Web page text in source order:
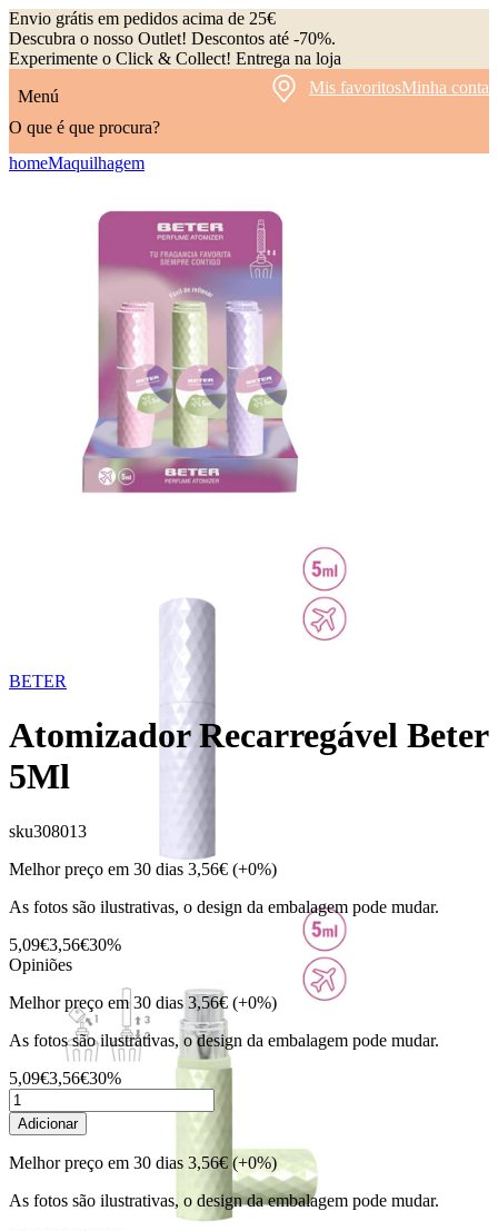
Envio grátis em pedidos acima de 25€
Descubra o nosso Outlet! Descontos até -70%.
Experimente o Click & Collect! Entrega na loja
Menú
Mis favoritosMinha conta
O que é que procura?
homeMaquilhagem
BETER
Atomizador Recarregável Beter
5Ml
sku308013
Melhor preço em 30 dias 3,56€ (+0%)
As fotos são ilustrativas, o design da embalagem pode mudar.
5,09€3,56€30%
Opiniões
Melhor preço em 30 dias 3,56€ (+0%)
As fotos são ilustrativas, o design da embalagem pode mudar.
5,09€3,56€30%
Adicionar
Melhor preço em 30 dias 3,56€ (+0%)
As fotos são ilustrativas, o design da embalagem pode mudar.